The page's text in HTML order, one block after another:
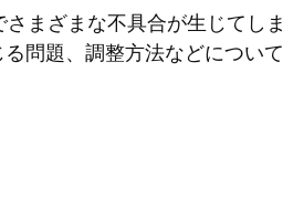
まざまな不具合が生じてしま
問題、調整方法などについて